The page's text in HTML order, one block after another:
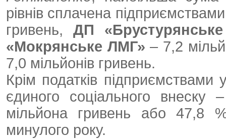
рівнів сплачена
гривень, ДП
«Мокрянське ЛМГ» – 7,2
7,0 мільйонів гривень.
Крім податків підприємствами
єдиного соціального
мільйона гривень або 47,8
минулого року.